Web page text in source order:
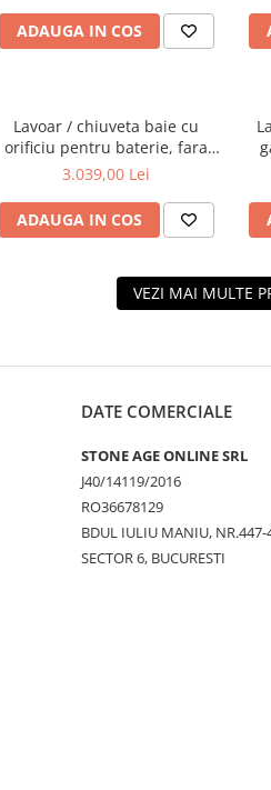
ADAUGA IN COS
Lavoar / chiuveta baie cu
orificiu pentru baterie, fara
orificiul preaplin 60cm |
3.039,00 Lei
ADAUGA IN COS
VEZI MAI MULTE
DATE COMERCIALE
STONE AGE ONLINE SRL
J40/14119/2016
RO36678129
BDUL IULIU MANIU, NR.447-
SECTOR 6, BUCURESTI